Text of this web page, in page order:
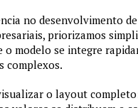
no desenvolvimento
priorizamos
modelo se integre
complexos.
o layout